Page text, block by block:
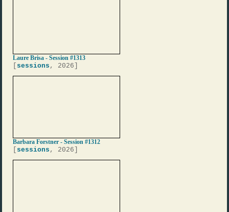
Laure Brisa - Session #1313
[ sessions , 2026]
Barbara Forstner - Session #1312
[ sessions , 2026]